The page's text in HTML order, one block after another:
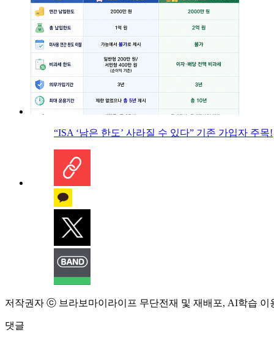
“ISA ‘남은 한도’ 사라질 수 있다” 기존 가입자 주목!
저작권자 ⓒ 브라보마이라이프 무단전재 및 재배포, AI학습 이
댓글